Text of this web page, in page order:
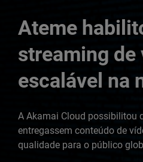
Ateme
streaming de
escalável na
A Akamai Cloud possibilitou
entregassem conteúdo de
qualidade para o público